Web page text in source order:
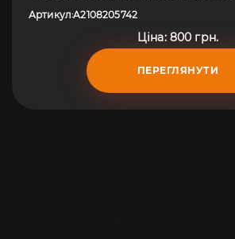
привід ліфта передній; двигун
W210 (1995-2003)
Артикул:A2108205742
Ціна: 800 грн.
ПЕРЕГЛЯНУТИ